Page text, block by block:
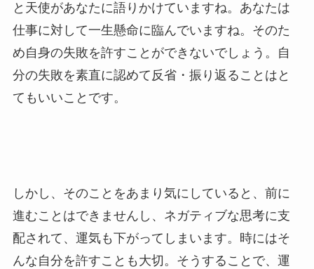
と天使があなたに語りかけていますね。あなたは
仕事に対して一生懸命に臨んでいますね。そのた
め自身の失敗を許すことができないでしょう。自
分の失敗を素直に認めて反省・振り返ることはと
てもいいことです。
しかし、そのことをあまり気にしていると、前に
進むことはできませんし、ネガティブな思考に支
配されて、運気も下がってしまいます。時にはそ
んな自分を許すことも大切。そうすることで、運